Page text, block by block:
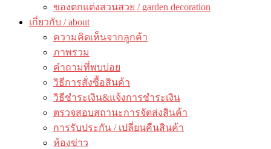
ของตกแต่งสวนสวย / garden decoration
เกี่ยวกับ / about
ความคิดเห็นจากลูกค้า
ภาพรวม
คำถามที่พบบ่อย
วิธีการสั่งซื้อสินค้า
วิธีชำระเงิน&แจ้งการชำระเงิน
ตรวจสอบสถานะการจัดส่งสินค้า
การรับประกัน / เปลี่ยนคืนสินค้า
ห้องข่าว